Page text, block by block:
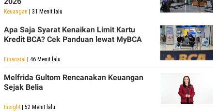
Keuangan | 31 Menit lalu
Apa Saja Syarat Kenaikan Limit Kartu
Kredit BCA? Cek Panduan lewat MyBCA
Finansial | 46 Menit lalu
Melfrida Gultom Rencanakan Keuangan
Sejak Belia
Insight | 52 Menit lalu